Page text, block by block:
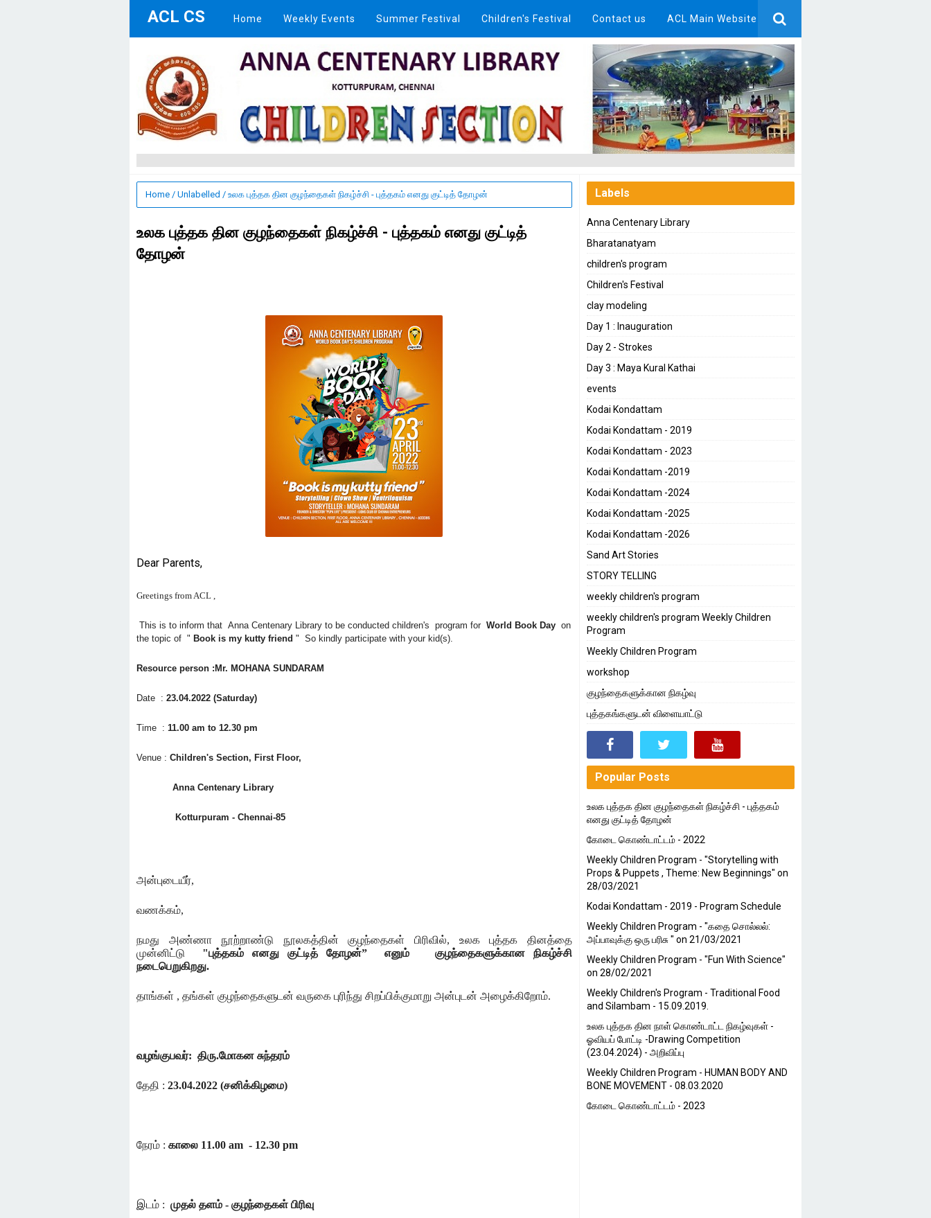
ACL CS Home Weekly Events Summer Festival Children's Festival Contact us ACL Main Website
Home / Unlabelled / உலக புத்தக தின குழந்தைகள் நிகழ்ச்சி - புத்தகம் எனது குட்டித் தோழன்
உலக புத்தக தின குழந்தைகள் நிகழ்ச்சி - புத்தகம் எனது குட்டித்
தோழன்
Dear Parents,
Greetings from ACL ,
This is to inform that Anna Centenary Library to be conducted children's program for World Book Day on
the topic of " Book is my kutty friend " So kindly participate with your kid(s).
Resource person : Mr. MOHANA SUNDARAM
Date : 23.04.2022 (Saturday)
Time : 11.00 am to 12.30 pm
Venue : Children's Section, First Floor,
Anna Centenary Library
Kotturpuram - Chennai-85
அன்புடையீர்,
வணக்கம்,
நமது அண்ணா நூற்றாண்டு நூலகத்தின் குழந்தைகள் பிரிவில்,
உலக புத்தக தினத்தை
முன்னிட்டு
"புத்தகம் எனது குட்டித் தோழன்” எனும் குழந்தைகளுக்கான
நிகழ்ச்சி
நடைபெறுகிறது.
தாங்கள் , தங்கள் குழந்தைகளுடன் வருகை புரிந்து சிறப்பிக்குமாறு அன்புடன் அழைக்கிறோம்.
வழங்குபவர்: திரு.மோகன சுந்தரம்
தேதி : 23.04.2022 (சனிக்கிழமை)
நேரம் : காலை 11.00 am - 12.30 pm
இடம் : முதல் தளம் - குழந்தைகள் பிரிவு
Labels
Anna Centenary Library
Bharatanatyam
children's program
Children's Festival
clay modeling
Day 1 : Inauguration
Day 2 - Strokes
Day 3 : Maya Kural Kathai
events
Kodai Kondattam
Kodai Kondattam - 2019
Kodai Kondattam - 2023
Kodai Kondattam -2019
Kodai Kondattam -2024
Kodai Kondattam -2025
Kodai Kondattam -2026
Sand Art Stories
STORY TELLING
weekly children's program
weekly children's program Weekly Children
Program
Weekly Children Program
workshop
குழந்தைகளுக்கான நிகழ்வு
புத்தகங்களுடன் விளையாட்டு
Popular Posts
உலக புத்தக தின குழந்தைகள் நிகழ்ச்சி - புத்தகம்
எனது குட்டித் தோழன்
கோடை கொண்டாட்டம் - 2022
Weekly Children Program - "Storytelling with
Props & Puppets , Theme: New Beginnings" on
28/03/2021
Kodai Kondattam - 2019 - Program Schedule
Weekly Children Program - "கதை சொல்லல்:
அப்பாவுக்கு ஒரு பரிசு " on 21/03/2021
Weekly Children Program - "Fun With Science"
on 28/02/2021
Weekly Children's Program - Traditional Food
and Silambam - 15.09.2019.
உலக புத்தக தின நாள் கொண்டாட்ட நிகழ்வுகள் -
ஓவியப் போட்டி -Drawing Competition
(23.04.2024) - அறிவிப்பு
Weekly Children Program - HUMAN BODY AND
BONE MOVEMENT - 08.03.2020
கோடை கொண்டாட்டம் - 2023